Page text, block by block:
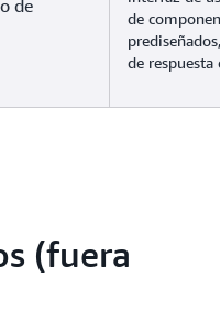
de
de
de respuesta
(fuera